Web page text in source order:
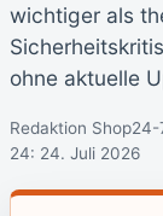
wichtiger als
ohne aktuelle
Redaktion
24: 24. Juli 2026